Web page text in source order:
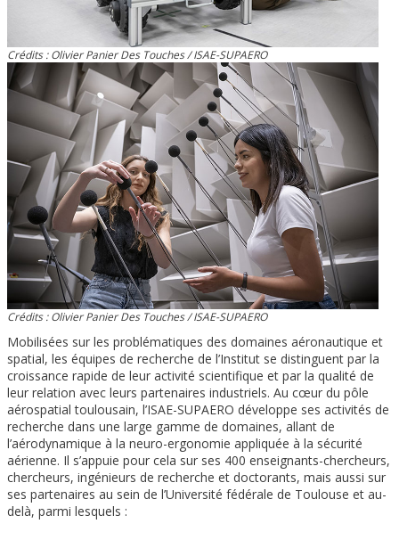
Crédits : Olivier Panier Des Touches / ISAE-SUPAERO
Crédits : Olivier Panier Des Touches / ISAE-SUPAERO
Mobilisées sur les problématiques des domaines aéronautique et
spatial, les équipes de recherche de l’Institut se distinguent par la
croissance rapide de leur activité scientifique et par la qualité de
leur relation avec leurs partenaires industriels. Au cœur du pôle
aérospatial toulousain, l’ISAE-SUPAERO développe ses activités de
recherche dans une large gamme de domaines, allant de
l’aérodynamique à la neuro-ergonomie appliquée à la sécurité
aérienne. Il s’appuie pour cela sur ses 400 enseignants-chercheurs,
chercheurs, ingénieurs de recherche et doctorants, mais aussi sur
ses partenaires au sein de l’Université fédérale de Toulouse et au-
delà, parmi lesquels :